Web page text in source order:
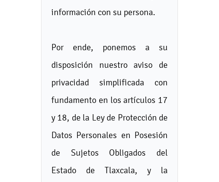
información con su persona.
Por ende, ponemos a su
disposición nuestro aviso de
privacidad simplificada con
fundamento en los artículos 17
y 18, de la Ley de Protección de
Datos Personales en Posesión
de Sujetos Obligados del
Estado de Tlaxcala, y la